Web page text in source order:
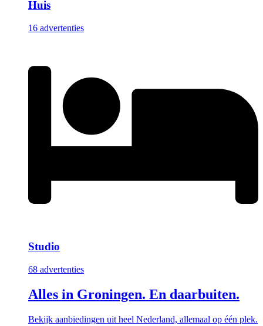
Huis
16 advertenties
Studio
68 advertenties
Alles in Groningen. En daarbuiten.
Bekijk aanbiedingen uit heel Nederland, allemaal op één plek.